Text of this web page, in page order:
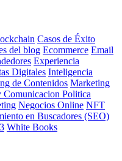
Casos de Éxito
del blog Ecommerce Email
Experiencia
Digitales Inteligencia
de Contenidos Marketing
Comunicacion Politica
Negocios Online NFT
en Buscadores (SEO)
White Books